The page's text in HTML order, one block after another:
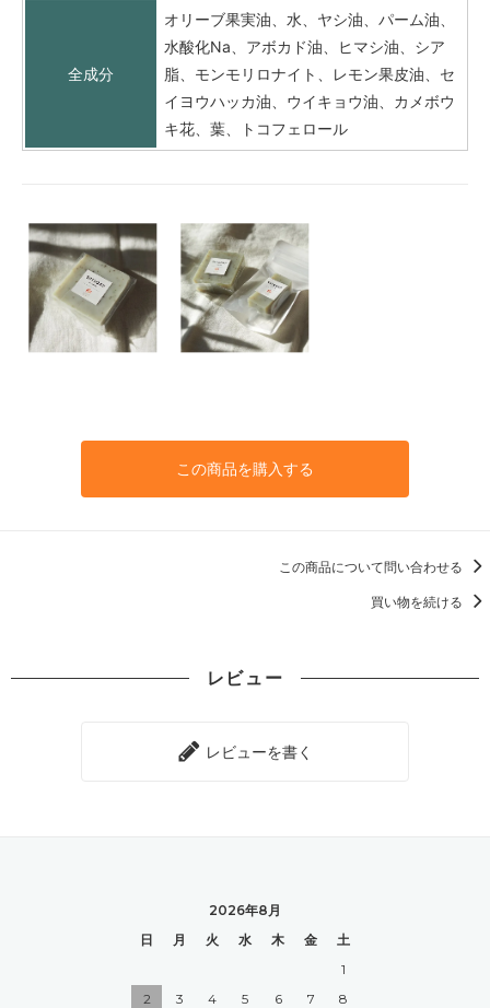
全成分
オリーブ果実油、水、ヤシ油、パーム油、
水酸化Na、アボカド油、ヒマシ油、シア
脂、モンモリロナイト、レモン果皮油、セ
イヨウハッカ油、ウイキョウ油、カメボウ
キ花、葉、トコフェロール
この商品を購入する
この商品について問い合わせる
買い物を続ける
レビュー
レビューを書く
2026年8月
日
月 火 水 木 金
土
1
2
3 4 5 6 7
8